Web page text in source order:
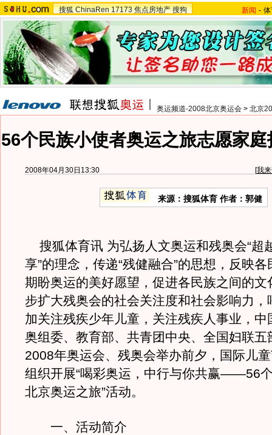
搜狐 ChinaRen 17173 焦点房地产 搜狗 新闻 -
奥运频道-2008北京奥运会 > 北京
56个民族小使者奥运之旅志愿家
2008年04月30日13:30 [我
来源：搜狐体育 作者：郭健
搜狐体育讯 为弘扬人文奥运和残奥会“超
享”的理念，传递“残健融合”的思想，反映
期盼奥运的美好愿望，促进各民族之间的文
步扩大残奥会的社会关注度和社会影响力，
加关注残疾少年儿童，关注残疾人事业，中
奥组委、教育部、共青团中央、全国妇联五
2008年奥运会、残奥会举办前夕，国际儿
组织开展“喝彩奥运，中行与你共赢――56
北京奥运之旅”活动。
一、活动简介